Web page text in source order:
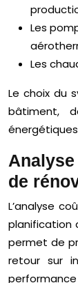
Les
Les
Le choix du
bâtiment,
de
L’analyse
planification
permet de
retour sur